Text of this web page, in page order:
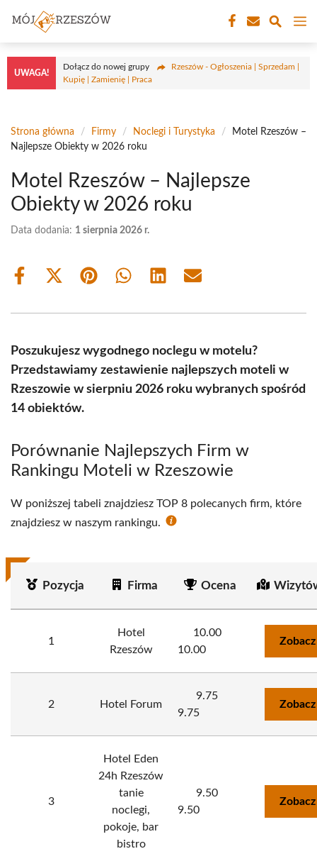
treści
UWAGA!
Dołącz do nowej grupy
Rzeszów - Ogłoszenia | Sprzedam |
Kupię | Zamienię | Praca
Strona główna / Firmy / Noclegi i Turystyka /
Motel Rzeszów –
Najlepsze Obiekty w 2026 roku
Motel Rzeszów – Najlepsze
Obiekty w 2026 roku
Data dodania: 1 sierpnia 2026 r.
Share
Share
(Twitter)
Share Share Share Share
Poszukujesz wygodnego noclegu w motelu?
Przedstawiamy zestawienie najlepszych moteli w
Rzeszowie w sierpniu 2026 roku wybranych spośród
14 obiektów.
Porównanie Najlepszych Firm w
Rankingu Moteli w Rzeszowie
W poniższej tabeli znajdziesz TOP 8 polecanych firm, które
znajdziesz w naszym rankingu.
Pozycja Firma Ocena
1
Hotel
Rzeszów
10.00
10.00
2 Hotel Forum
9.75
9.75
3
Hotel Eden
24h Rzeszów
tanie
noclegi,
pokoje, bar
bistro
9.50
9.50